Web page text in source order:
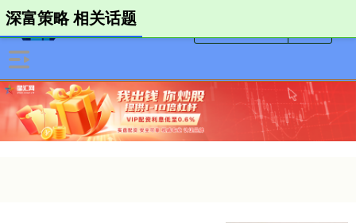
深富策略 相关话题